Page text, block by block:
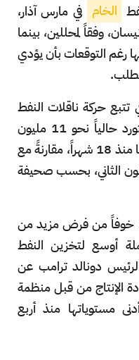
الخام في مارس آذار،
وفقاً لمحللين، بينما
رغم التوقعات بأن يؤدي
حركة ناقلات النفط
المتجهة إلى الصين، بأن البلاد تستورد حالياً نحو 11 مليون
برميل يومياً، وهو أعلى مستوى لها منذ 18 شهراً، مقارنةً مع
كانون الثاني، بحسب صحيفة
خوفاً من فرض مزيد من
أوسع لتخزين النفط
دونالد ترامب عن
الإنتاج من قبل منظمة
مستوياتها منذ أربع